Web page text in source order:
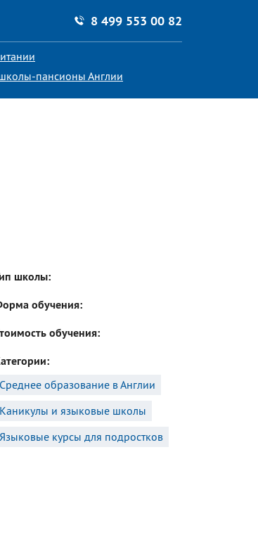
8 499 553 00 82
пансионы Англии
школы
обучения
обучения
Среднее образование в Англии
Каникулы и языковые школы
Языковые курсы для подростков